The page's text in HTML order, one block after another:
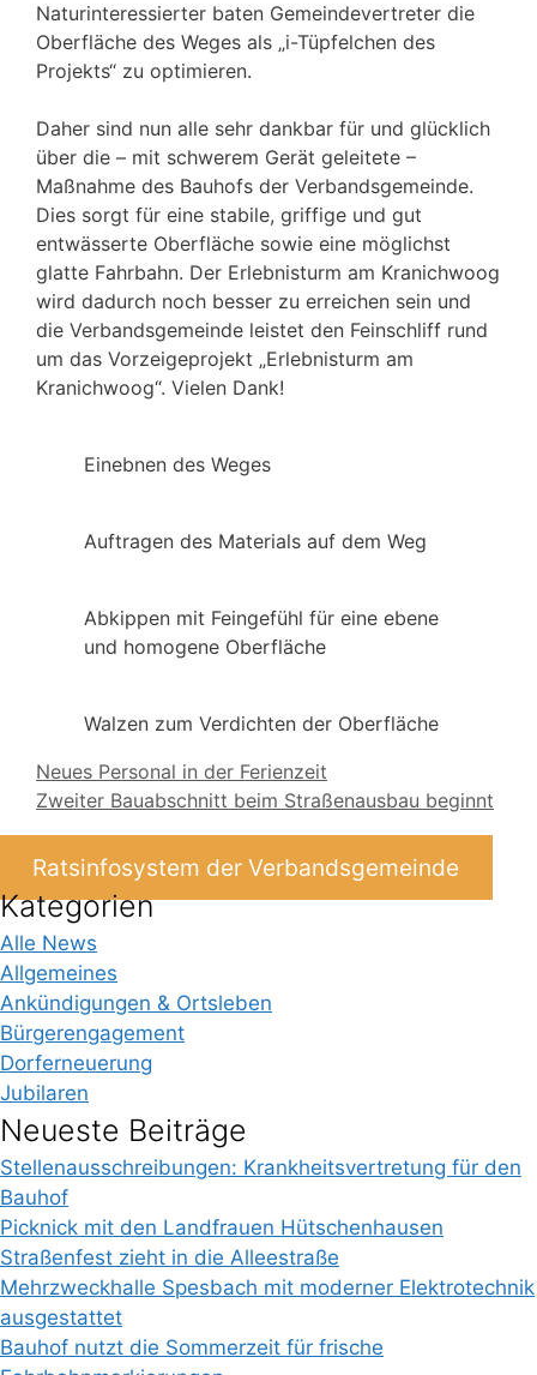
Naturinteressierter baten Gemeindevertreter die
Oberfläche des Weges als „i-Tüpfelchen des
Projekts“ zu optimieren.
Daher sind nun alle sehr dankbar für und glücklich
über die – mit schwerem Gerät geleitete –
Maßnahme des Bauhofs der Verbandsgemeinde.
Dies sorgt für eine stabile, griffige und gut
entwässerte Oberfläche sowie eine möglichst
glatte Fahrbahn. Der Erlebnisturm am Kranichwoog
wird dadurch noch besser zu erreichen sein und
die Verbandsgemeinde leistet den Feinschliff rund
um das Vorzeigeprojekt „Erlebnisturm am
Kranichwoog“. Vielen Dank!
Einebnen des Weges
Auftragen des Materials auf dem Weg
Abkippen mit Feingefühl für eine ebene
und homogene Oberfläche
Walzen zum Verdichten der Oberfläche
Neues Personal in der Ferienzeit
Zweiter Bauabschnitt beim Straßenausbau beginnt
Ratsinfosystem der Verbandsgemeinde
Kategorien
Alle News
Allgemeines
Ankündigungen & Ortsleben
Bürgerengagement
Dorferneuerung
Jubilaren
Neueste Beiträge
Stellenausschreibungen: Krankheitsvertretung für den
Bauhof
Picknick mit den Landfrauen Hütschenhausen
Straßenfest zieht in die Alleestraße
Mehrzweckhalle Spesbach mit moderner Elektrotechnik
ausgestattet
Bauhof nutzt die Sommerzeit für frische